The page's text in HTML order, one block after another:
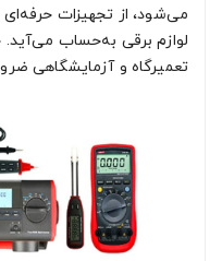
می‌شود، از تجهیزات حرفه‌ای
لوازم برقی به‌حساب می‌آید.
تعمیرگاه و آزمایشگاهی